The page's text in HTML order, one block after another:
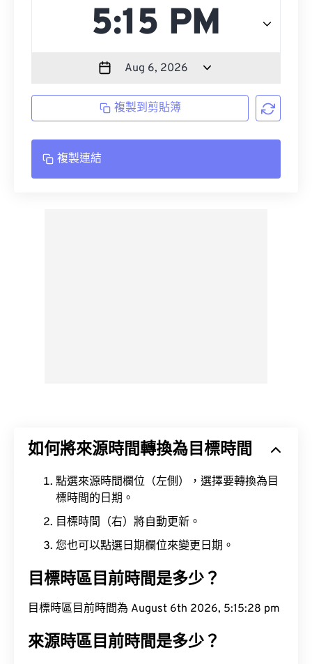
複製到剪貼簿
複製連結
如何將來源時間轉換為目標時間
點選來源時間欄位（左側），選擇要轉換為目
標時間的日期。
目標時間（右）將自動更新。
您也可以點選日期欄位來變更日期。
目標時區目前時間是多少？
目標時區目前時間為 August 6th 2026, 5:15:29 pm
來源時區目前時間是多少？